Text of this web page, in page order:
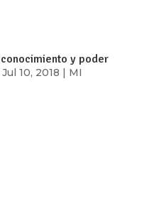
y poder
Jul 10, 2018 | MI